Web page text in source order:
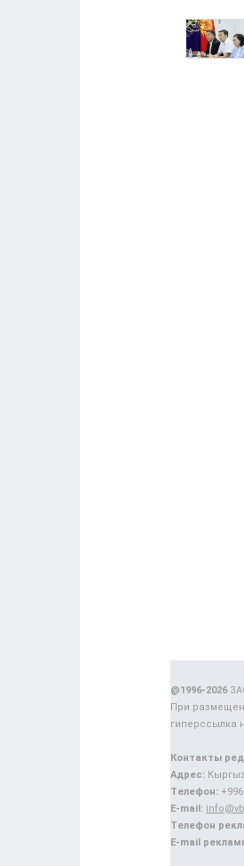
@1996-2026
При
гиперссылка
Контакты
Адрес:
Телефон:
E-mail:
Телефон
E-mail